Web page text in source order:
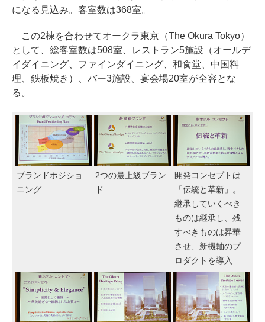
になる見込み。客室数は368室。
この2棟を合わせてオークラ東京（The Okura Tokyo）
として、総客室数は508室、レストラン5施設（オールデ
イダイニング、ファインダイニング、和食堂、中国料
理、鉄板焼き）、バー3施設、宴会場20室が全容とな
る。
ブランドポジショ
ニング
2つの最上級ブラン
ド
開発コンセプトは
「伝統と革新」。
継承していくべき
ものは継承し、残
すべきものは昇華
させ、新機軸のプ
ロダクトを導入